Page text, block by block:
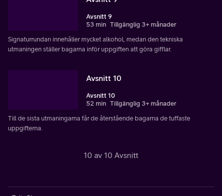
Avsnitt 9
53 min Tillgänglig 3+ månader
Signaturrundan innehåller mycket alkohol, medan den tekniska
utmaningen ställer bagarna inför uppgiften att göra gifflar.
Avsnitt 10
Avsnitt 10
52 min Tillgänglig 3+ månader
Till de sista utmaningarna får de återstående bagarna de tuffaste
uppgifterna.
10 av 10 Avsnitt